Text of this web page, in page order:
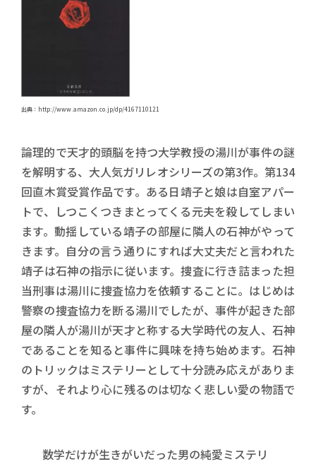
出典：http://www.amazon.co.jp/dp/4167110121
論理的で天才的頭脳を持つ大学教授の湯川が事件の謎
を解明する、大人気ガリレオシリーズの第3作。第134
回直木賞受賞作品です。ある日靖子と娘は自室アパー
トで、しつこくつきまとってくる元夫を殺してしまい
ます。動揺している靖子の部屋に隣人の石神がやって
きます。自分の言う通りにすれば大丈夫だと言われた
靖子は石神の指示に従います。捜査に行き詰まった担
当刑事は湯川に捜査協力を依頼することに。はじめは
警察の捜査協力を断る湯川でしたが、事件が起きた部
屋の隣人が湯川が天才と称する大学時代の友人、石神
であることを知ると事件に興味を持ち始めます。石神
のトリックはミステリーとして十分読み応えがありま
すが、それより心に残るのは切なく悲しい愛の物語で
す。
数学だけが生きがいだった男の純愛ミステリ